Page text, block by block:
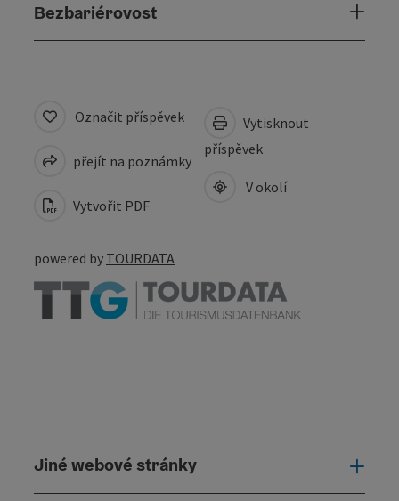
Bezbariérovost
Označit příspěvek
přejít na poznámky
Vytvořit PDF
Vytisknout
příspěvek
V okolí
powered by TOURDATA
Jiné webové stránky